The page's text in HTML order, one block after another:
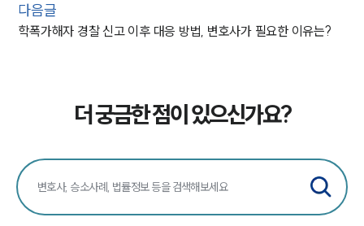
다음글
학폭가해자 경찰 신고 이후 대응 방법, 변호사가 필요한 이유는?
더 궁금한 점이 있으신가요?